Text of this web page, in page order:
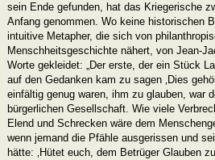
sein Ende gefunden, hat das Kriegerische
Anfang genommen. Wo keine historischen
intuitive Metapher, die sich von
Menschheitsgeschichte nähert, von Jean-
Worte gekleidet: „Der erste, der ein Stück
auf den Gedanken kam zu sagen ‚Dies
einfältig genug waren, ihm zu glauben, war
bürgerlichen Gesellschaft. Wie viele
Elend und Schrecken wäre dem
wenn jemand die Pfähle ausgerissen und
hätte: ‚Hütet euch, dem Betrüger Glauben